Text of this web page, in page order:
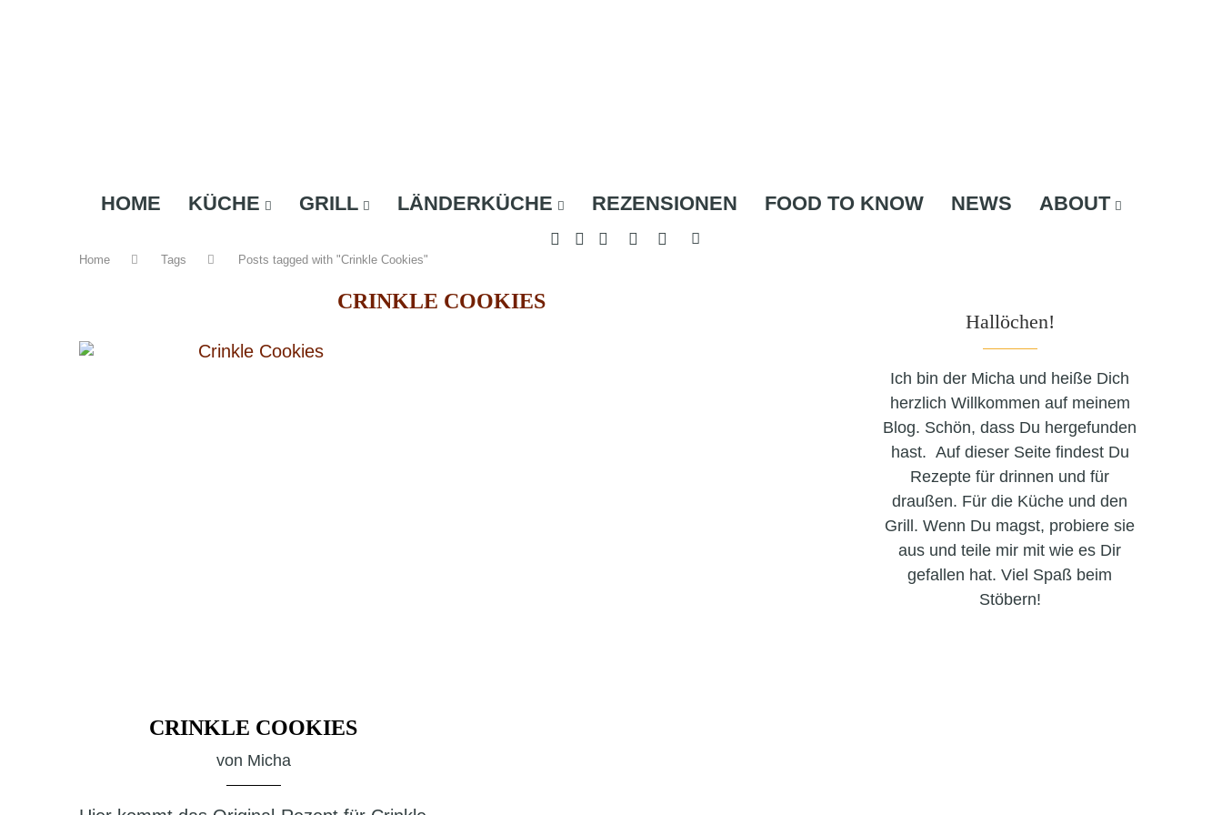
HOME KÜCHE GRILL LÄNDERKÜCHE REZENSIONEN FOOD TO KNOW NEWS ABOUT
Home Tags Posts tagged with "Crinkle Cookies"
CRINKLE COOKIES
CRINKLE COOKIES
von Micha
Hallöchen!
Ich bin der Micha und heiße Dich
herzlich Willkommen auf meinem
Blog. Schön, dass Du hergefunden
hast. Auf dieser Seite findest Du
Rezepte für drinnen und für
draußen. Für die Küche und den
Grill. Wenn Du magst, probiere sie
aus und teile mir mit wie es Dir
gefallen hat. Viel Spaß beim
Stöbern!